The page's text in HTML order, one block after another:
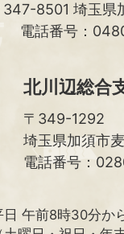
347-8501 埼玉県
電話番号：
北川辺総合
〒349-1292
埼玉県加須市
電話番号：
日 午前8時30分か